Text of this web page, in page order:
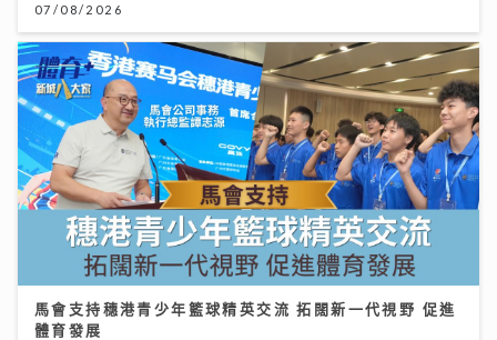
07/08/2026
馬會支持穗港青少年籃球精英交流 拓闊新一代視野 促進
體育發展